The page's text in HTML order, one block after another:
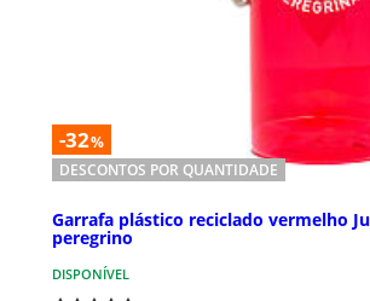
-32%
DESCONTOS POR QUANTIDADE
Garrafa plástico reciclado vermelho
peregrino
DISPONÍVEL